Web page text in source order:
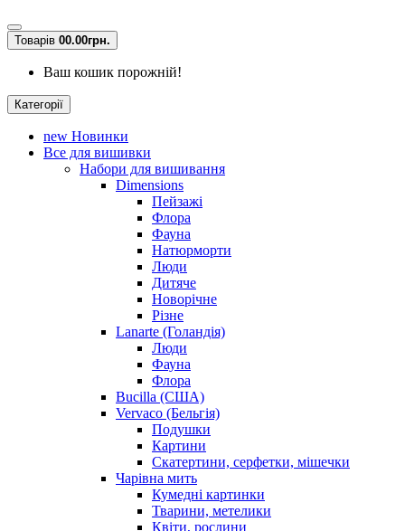
Товарів 00.00грн.
Ваш кошик порожній!
Категорії
new Новинки
Все для вишивки
Набори для вишивання
Dimensions
Пейзажі
Флора
Фауна
Натюрморти
Люди
Дитяче
Новорічне
Різне
Lanarte (Голандія)
Люди
Фауна
Флора
Bucilla (США)
Vervaco (Бельгія)
Подушки
Картини
Скатертини, серфетки, мішечки
Чарiвна мить
Кумедні картинки
Тварини, метелики
Квіти, рослини